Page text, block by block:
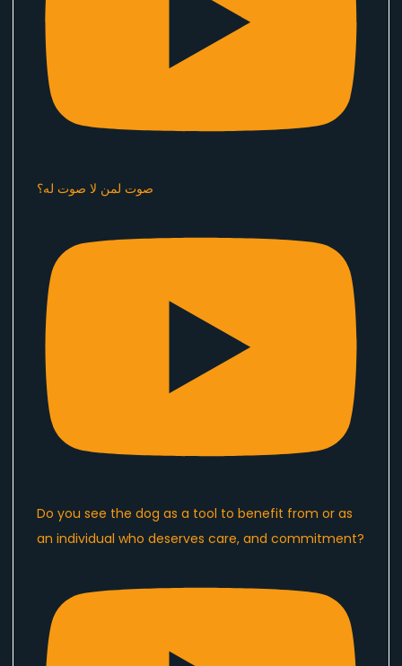
صوت لمن لا صوت له؟
Do you see the dog as a tool to benefit from or as
an individual who deserves care, and commitment?